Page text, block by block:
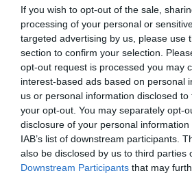
If you wish to opt-out of the sale,
processing of your personal or
targeted advertising by us, please use
section to confirm your selection.
opt-out request is processed you may
interest-based ads based on personal
us or personal information disclosed
your opt-out. You may separately opt-
disclosure of your personal
IAB’s list of downstream participants.
also be disclosed by us to third parties
Downstream Participants that may
Αρχική
Καλωσόρισμα
Συντακτική Επιτροπή
Εθνική Αναγνώριση
Τόμοι/Τεύχη
Συγγραφείς